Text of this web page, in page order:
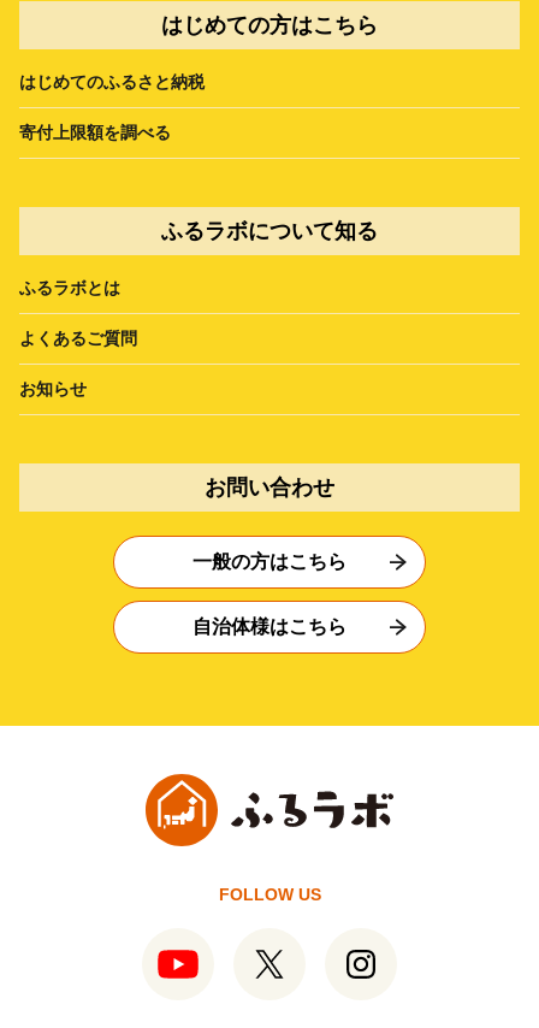
はじめての方はこちら
はじめてのふるさと納税
寄付上限額を調べる
ふるラボについて知る
ふるラボとは
よくあるご質問
お知らせ
お問い合わせ
一般の方はこちら
自治体様はこちら
FOLLOW US